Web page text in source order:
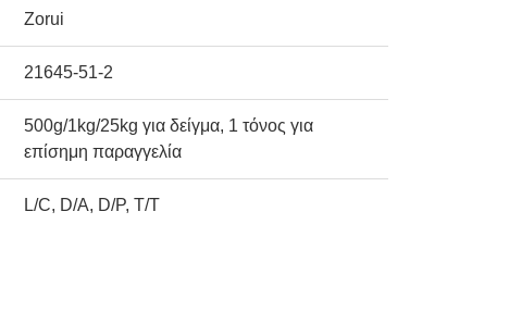
Zorui
21645-51-2
500g/1kg/25kg για δείγμα, 1 τόνος για
επίσημη παραγγελία
L/C, D/A, D/P, T/T